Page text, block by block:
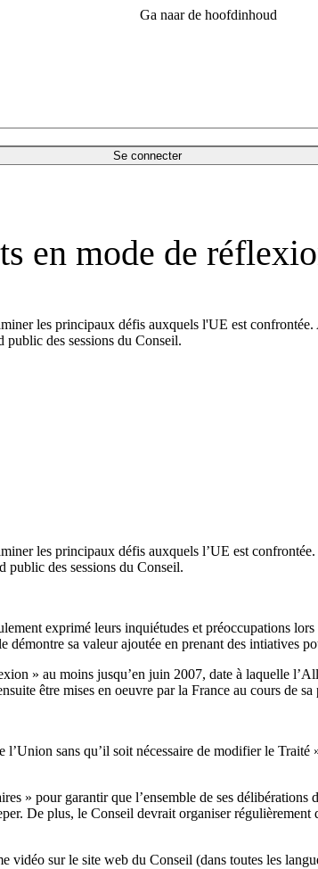
Ga naar de hoofdinhoud
Se connecter
en mode de
les principaux défis auxquels l'UE est
des sessions du Conseil.
les principaux défis auxquels l’UE est
public des sessions du Conseil.
exprimé leurs inquiétudes et préoccupations
sa valeur ajoutée en prenant des intiatives
» au moins jusqu’en juin 2007, date à laquelle
être mises en oeuvre par la France au cours de sa
sans qu’il soit nécessaire de modifier le
» pour garantir que l’ensemble de ses
De plus, le Conseil devrait organiser régulièrement
vidéo sur le site web du Conseil (dans toutes les